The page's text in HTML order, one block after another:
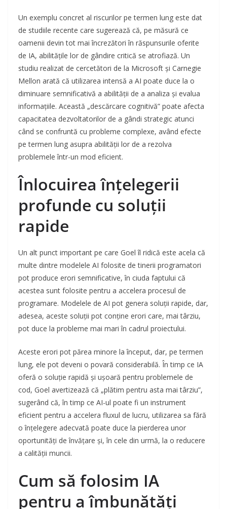
Un exemplu concret al riscurilor pe termen lung este dat
de studiile recente care sugerează că, pe măsură ce
oamenii devin tot mai încrezători în răspunsurile oferite
de IA, abilitățile lor de gândire critică se atrofiază. Un
studiu realizat de cercetători de la Microsoft și Carnegie
Mellon arată că utilizarea intensă a AI poate duce la o
diminuare semnificativă a abilității de a analiza și evalua
informațiile. Această „descărcare cognitivă” poate afecta
capacitatea dezvoltatorilor de a gândi strategic atunci
când se confruntă cu probleme complexe, având efecte
pe termen lung asupra abilității lor de a rezolva
problemele într-un mod eficient.
Înlocuirea înțelegerii
profunde cu soluții
rapide
Un alt punct important pe care Goel îl ridică este acela că
multe dintre modelele AI folosite de tinerii programatori
pot produce erori semnificative, în ciuda faptului că
acestea sunt folosite pentru a accelera procesul de
programare. Modelele de AI pot genera soluții rapide, dar,
adesea, aceste soluții pot conține erori care, mai târziu,
pot duce la probleme mai mari în cadrul proiectului.
Aceste erori pot părea minore la început, dar, pe termen
lung, ele pot deveni o povară considerabilă. În timp ce IA
oferă o soluție rapidă și ușoară pentru problemele de
cod, Goel avertizează că „plătim pentru asta mai târziu”,
sugerând că, în timp ce AI-ul poate fi un instrument
eficient pentru a accelera fluxul de lucru, utilizarea sa fără
o înțelegere adecvată poate duce la pierderea unor
oportunități de învățare și, în cele din urmă, la o reducere
a calității muncii.
Cum să folosim IA
pentru a îmbunătăți